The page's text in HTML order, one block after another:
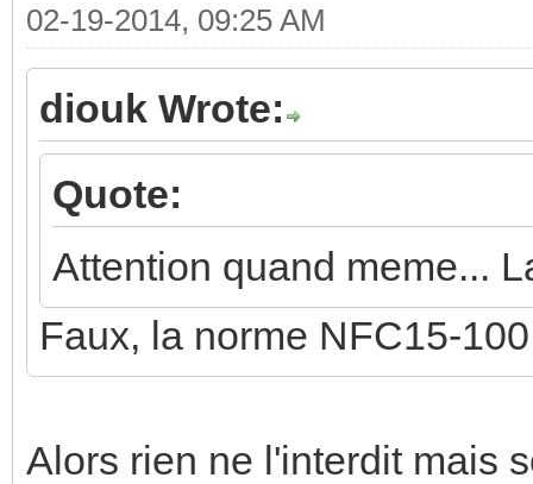
02-19-2014, 09:25 AM
diouk Wrote:
Quote:
Attention quand meme...
Faux, la norme NFC15-
Alors rien ne l'interdit mais